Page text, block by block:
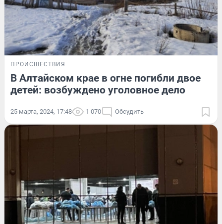
ПРОИСШЕСТВИЯ
В Алтайском крае в огне погибли двое
детей: возбуждено уголовное дело
25 марта, 2024, 17:48 1 070 Обсудить